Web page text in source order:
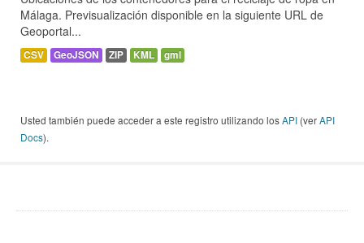
Málaga. Previsualización disponible en la siguiente URL de
Geoportal...
CSV GeoJSON ZIP KML gml
Usted también puede acceder a este registro utilizando losAPI (verAPI
Docs).